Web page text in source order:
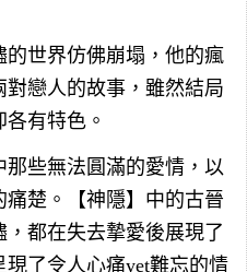
世界仿佛崩塌，他的瘋
戀人的故事，雖然結局
有特色。
些無法圓滿的愛情，以
楚。【神隱】中的古晉
都在失去摯愛後展現了
了令人心痛yet難忘的情